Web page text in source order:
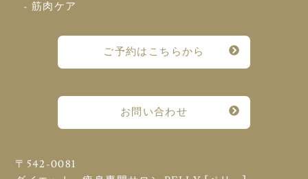
- 筋肉ケア
ご予約はこちらから
お問い合わせ
〒542-0081